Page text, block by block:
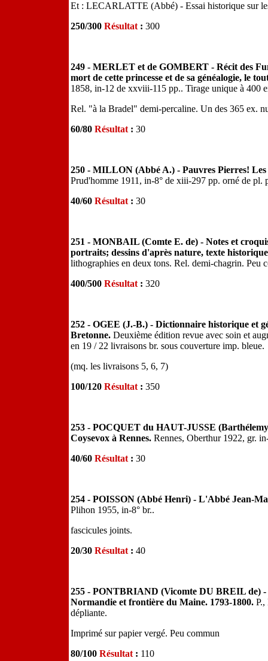
Et : LECARLATTE (Abbé) - Essai historique sur
250/300 Résultat : 300
249 - MERLET et de GOMBERT - Récit des
mort de cette princesse et de sa généalogie, le
1858, in-12 de xxviii-115 pp.. Tirage unique à 400
Rel. "à la Bradel" demi-percaline. Un des 365 ex.
60/80 Résultat : 30
250 - MILLON (Abbé A.) - Pauvres Pierres!
Prud'homme 1911, in-8° de xiii-297 pp. orné de
40/60 Résultat : 30
251 - MONBAIL (Comte E. de) - Notes et
portraits; dessins d'après nature, texte
lithographies en deux tons. Rel. demi-chagrin. Peu
400/500 Résultat : 320
252 - OGEE (J.-B.) - Dictionnaire historique et
Bretonne. Deuxième édition revue avec soin et
en 19 / 22 livraisons br. sous couverture imp. bleue.
(mq. les livraisons 5, 6, 7)
100/120 Résultat : 350
253 - POCQUET du HAUT-JUSSE
Coysevox à Rennes. Rennes, Oberthur 1922, gr.
40/60 Résultat : 30
254 - POISSON (Abbé Henri) - L'Abbé Jean-
Plihon 1955, in-8° br..
fascicules joints.
20/30 Résultat : 40
255 - PONTBRIAND (Vicomte DU BREIL de) -
Normandie et frontière du Maine. 1793-1800.
dépliante.
Imprimé sur papier vergé. Peu commun
80/100 Résultat : 110